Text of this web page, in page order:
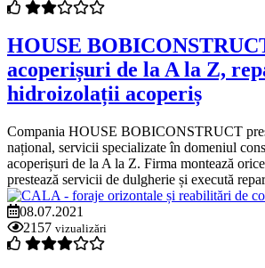
HOUSE
acoperișuri de la A la Z,
hidroizolații acoperiș
Compania HOUSE BOBICONSTRUCT
național, servicii specializate în domeniul
acoperișuri de la A la Z. Firma montează
prestează servicii de dulgherie și execută
08.07.2021
2157 vizualizări